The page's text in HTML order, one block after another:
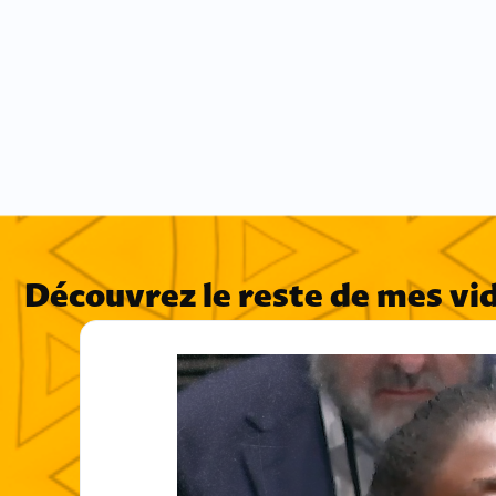
Découvrez le reste de mes